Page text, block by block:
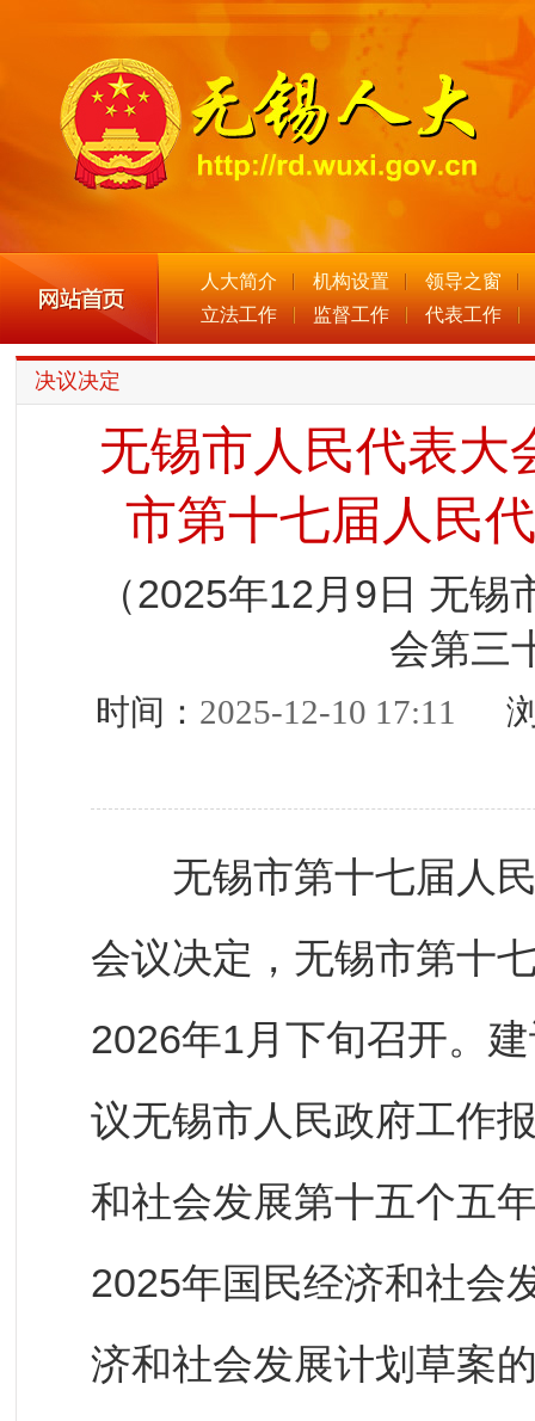
人大简介 机构设置
领导之窗
立法工作
监督工作 代表工作
决议决定
无锡市人民代表大
市第十七届人民
（2025年12月9日 无
会第三
时间： 2025-12-10 17:11 浏
无锡市第十七届人民
会议决定，无锡市第十
2026年1月下旬召开。
议无锡市人民政府工作
和社会发展第十五个五
2025年国民经济和社会
济和社会发展计划草案